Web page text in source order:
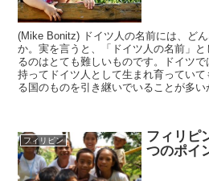
(Mike Bonitz) ドイツ人の名前には、ど
か。実を言うと、「ドイツ人の名前」
るのはとても難しいものです。ドイツ
持ってドイツ人として生まれ育ってい
る国のものを引き継いでいることが多い
フィリピン
フィリピ
つのポイ